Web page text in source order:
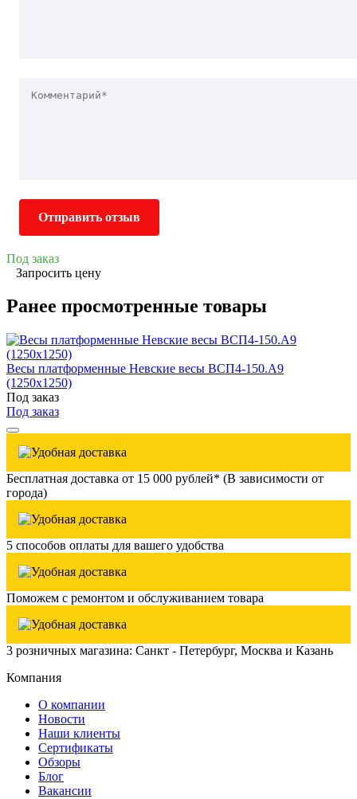
Отправить отзыв
Под заказ
Запросить цену
Ранее просмотренные товары
Весы платформенные Невские весы ВСП4-150.А9
(1250х1250)
Под заказ
Под заказ
Бесплатная доставка от 15 000 рублей* (В зависимости от
города)
5 способов оплаты для вашего удобства
Поможем с ремонтом и обслуживанием товара
3 розничных магазина: Санкт - Петербург, Москва и Казань
Компания
О компании
Новости
Наши клиенты
Сертификаты
Обзоры
Блог
Вакансии